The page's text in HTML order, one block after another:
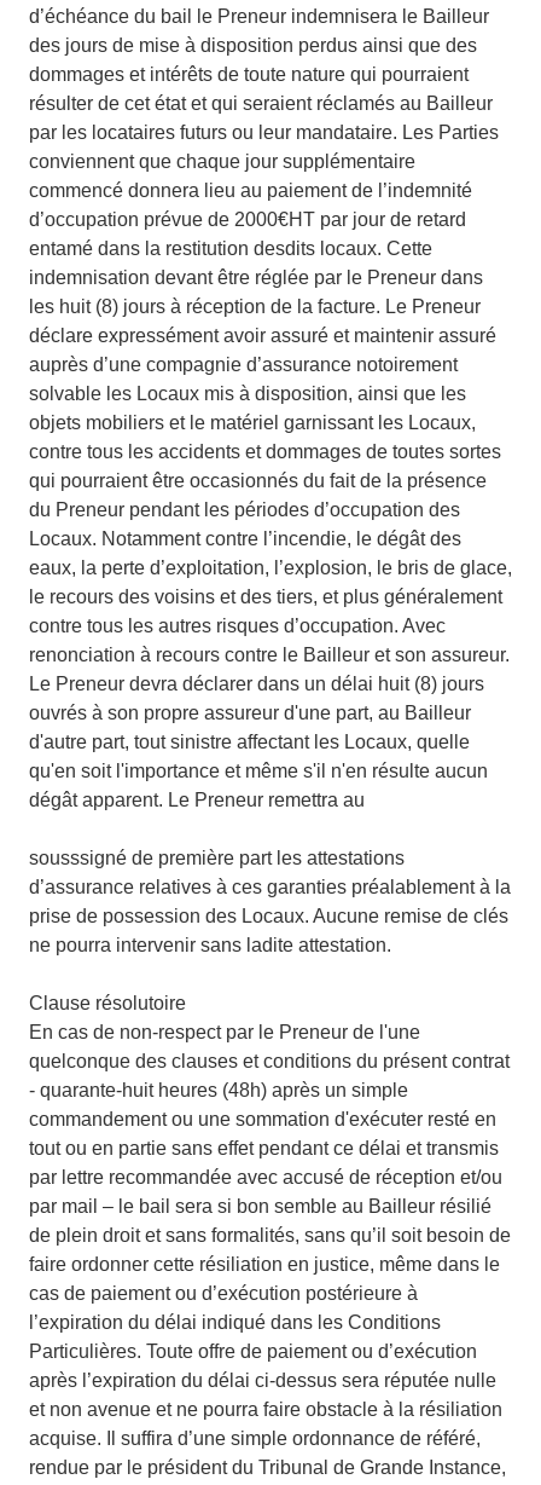
d’échéance du bail le Preneur indemnisera le Bailleur
des jours de mise à disposition perdus ainsi que des
dommages et intérêts de toute nature qui pourraient
résulter de cet état et qui seraient réclamés au Bailleur
par les locataires futurs ou leur mandataire. Les Parties
conviennent que chaque jour supplémentaire
commencé donnera lieu au paiement de l’indemnité
d’occupation prévue de 2000€HT par jour de retard
entamé dans la restitution desdits locaux. Cette
indemnisation devant être réglée par le Preneur dans
les huit (8) jours à réception de la facture. Le Preneur
déclare expressément avoir assuré et maintenir assuré
auprès d’une compagnie d’assurance notoirement
solvable les Locaux mis à disposition, ainsi que les
objets mobiliers et le matériel garnissant les Locaux,
contre tous les accidents et dommages de toutes sortes
qui pourraient être occasionnés du fait de la présence
du Preneur pendant les périodes d’occupation des
Locaux. Notamment contre l’incendie, le dégât des
eaux, la perte d’exploitation, l’explosion, le bris de glace,
le recours des voisins et des tiers, et plus généralement
contre tous les autres risques d’occupation. Avec
renonciation à recours contre le Bailleur et son assureur.
Le Preneur devra déclarer dans un délai huit (8) jours
ouvrés à son propre assureur d'une part, au Bailleur
d'autre part, tout sinistre affectant les Locaux, quelle
qu'en soit l'importance et même s'il n'en résulte aucun
dégât apparent. Le Preneur remettra au
sousssigné de première part les attestations
d’assurance relatives à ces garanties préalablement à la
prise de possession des Locaux. Aucune remise de clés
ne pourra intervenir sans ladite attestation.
Clause résolutoire
En cas de non-respect par le Preneur de l'une
quelconque des clauses et conditions du présent contrat
- quarante-huit heures (48h) après un simple
commandement ou une sommation d'exécuter resté en
tout ou en partie sans effet pendant ce délai et transmis
par lettre recommandée avec accusé de réception et/ou
par mail – le bail sera si bon semble au Bailleur résilié
de plein droit et sans formalités, sans qu’il soit besoin de
faire ordonner cette résiliation en justice, même dans le
cas de paiement ou d’exécution postérieure à
l’expiration du délai indiqué dans les Conditions
Particulières. Toute offre de paiement ou d’exécution
après l’expiration du délai ci-dessus sera réputée nulle
et non avenue et ne pourra faire obstacle à la résiliation
acquise. Il suffira d’une simple ordonnance de référé,
rendue par le président du Tribunal de Grande Instance,